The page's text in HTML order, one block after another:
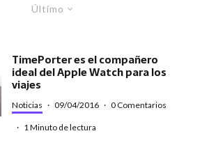
Último
TimePorter es el compañero
ideal del Apple Watch para los
viajes
Noticias · 09/04/2016 · 0 Comentarios
· 1 Minuto de lectura